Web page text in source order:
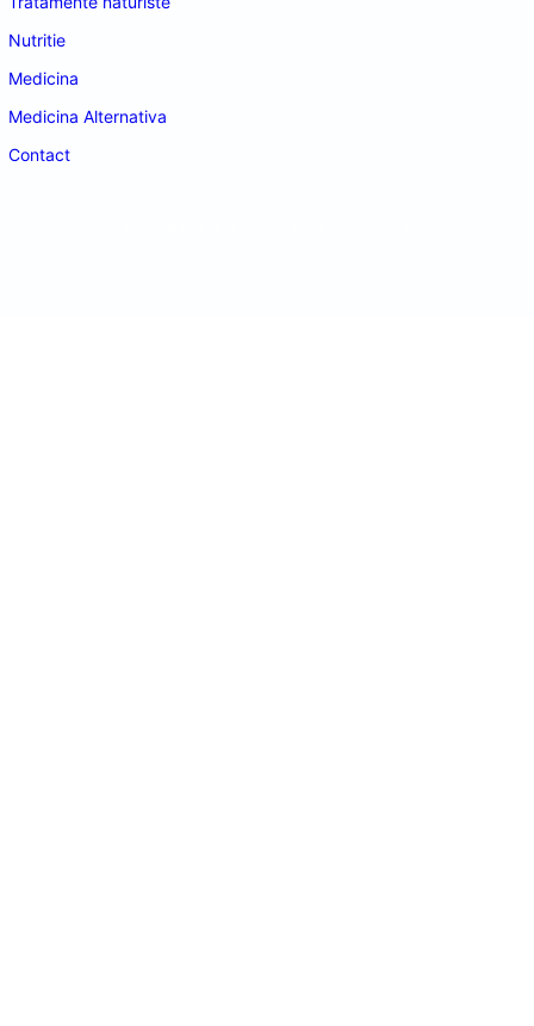
Nutritie
Medicina
Medicina Alternativa
Contact